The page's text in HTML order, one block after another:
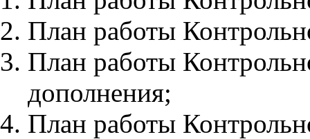
План работы
План работы
дополнения;
План работы